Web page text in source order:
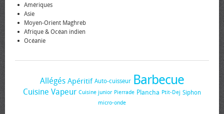
Amériques
Asie
Moyen-Orient Maghreb
Afrique & Océan indien
Océanie
Allégés Apéritif Auto-cuisseur Barbecue
Cuisine Vapeur Cuisine junior Pierrade Plancha Ptit-Dej Siphon
micro-onde